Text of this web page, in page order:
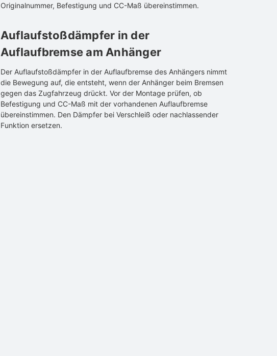
Originalnummer, Befestigung und CC-Maß übereinstimmen.
Auflaufstoßdämpfer in der
Auflaufbremse am Anhänger
Der Auflaufstoßdämpfer in der Auflaufbremse des Anhängers nimmt
die Bewegung auf, die entsteht, wenn der Anhänger beim Bremsen
gegen das Zugfahrzeug drückt. Vor der Montage prüfen, ob
Befestigung und CC-Maß mit der vorhandenen Auflaufbremse
übereinstimmen. Den Dämpfer bei Verschleiß oder nachlassender
Funktion ersetzen.